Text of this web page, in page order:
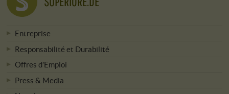
Entreprise
Responsabilité et Durabilité
Offres d’Emploi
Press & Media